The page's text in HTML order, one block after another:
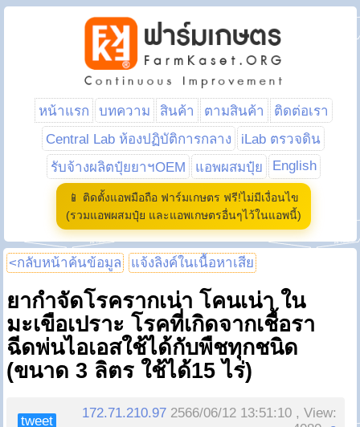
หน้าแรก บทความ สินค้า ตามสินค้า
ติดต่อเรา
Central Lab ห้องปฏิบัติการกลาง
iLab ตรวจดิน
รับจ้างผลิตปุ๋ยยาฯOEM
แอพผสมปุ๋ย English
📱 ติดตั้งแอพมือถือ ฟาร์มเกษตร ฟรี!ไม่มีเงื่อนไข
(รวมแอพผสมปุ๋ย และแอพเกษตรอื่นๆไว้ในแอพนี้)
<กลับหน้าค้นข้อมูล แจ้งลิงค์ในเนื้อหาเสีย
ยากำจัดโรครากเน่า โคนเน่า ใน
มะเขือเปราะ โรคที่เกิดจากเชื้อรา
ฉีดพ่นไอเอสใช้ได้กับพืชทุกชนิด
(ขนาด 3 ลิตร ใช้ได้15 ไร่)
tweet
172.71.210.97 2566/06/12 13:51:10 , View: